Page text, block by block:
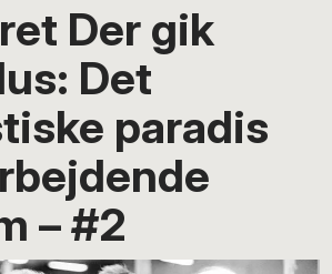
Der gik
Det
paradis
– #2